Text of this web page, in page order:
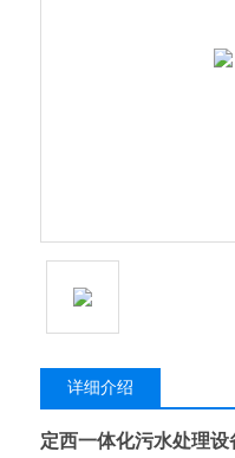
详细介绍
定西一体化污水处理设